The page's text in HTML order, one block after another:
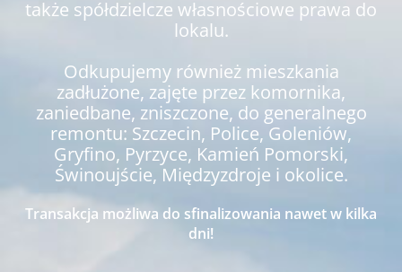
także spółdzielcze własnościowe prawa do
lokalu.
Odkupujemy również mieszkania
zadłużone, zajęte przez komornika,
zaniedbane, zniszczone, do generalnego
remontu: Szczecin, Police, Goleniów,
Gryfino, Pyrzyce, Kamień Pomorski,
Świnoujście, Międzyzdroje i okolice.
Transakcja możliwa do sfinalizowania nawet w kilka
dni!